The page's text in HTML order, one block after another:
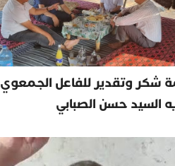
شكر وتقدير للفاعل الجمعوي
السيد حسن الصبابي